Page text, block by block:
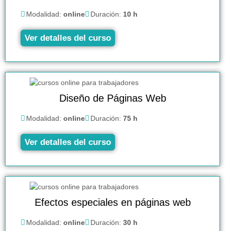
Modalidad: online Duración: 10 h
Ver detalles del curso
Diseño de Páginas Web
Modalidad: online Duración: 75 h
Ver detalles del curso
Efectos especiales en páginas web
Modalidad: online Duración: 30 h